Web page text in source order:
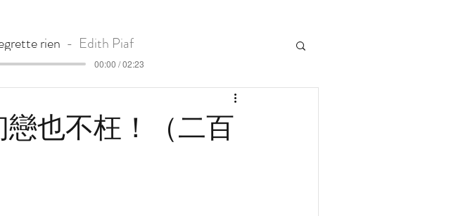
也不枉！（二百
rien Edith Piaf
00:00 / 02:23